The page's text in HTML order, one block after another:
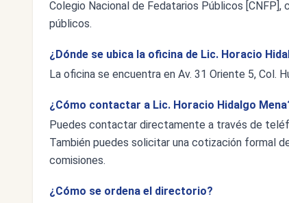
Colegio Nacional de Fedatarios Públicos
públicos.
¿Dónde se ubica la oficina de Lic. Horacio
La oficina se encuentra en Av. 31 Oriente 5, Col.
¿Cómo contactar a Lic. Horacio Hidalgo
Puedes contactar directamente a través de
También puedes solicitar una cotización formal
comisiones.
¿Cómo se ordena el directorio?